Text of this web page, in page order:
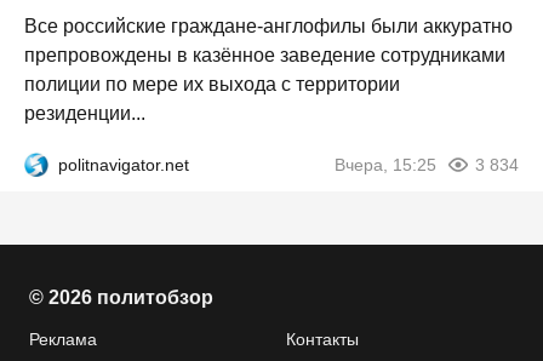
Все российские граждане-англофилы были аккуратно
препровождены в казённое заведение сотрудниками
полиции по мере их выхода с территории
резиденции...
politnavigator.net Вчера, 15:25 3 834
© 2026 политобзор
Реклама Контакты